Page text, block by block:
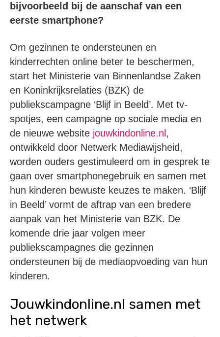
bijvoorbeeld bij de aanschaf van een
eerste smartphone?
Om gezinnen te ondersteunen en
kinderrechten online beter te beschermen,
start het Ministerie van Binnenlandse Zaken
en Koninkrijksrelaties (BZK) de
publiekscampagne ‘Blijf in Beeld’. Met tv-
spotjes, een campagne op sociale media en
de nieuwe website jouwkindonline.nl ,
ontwikkeld door Netwerk Mediawijsheid,
worden ouders gestimuleerd om in gesprek te
gaan over smartphonegebruik en samen met
hun kinderen bewuste keuzes te maken. ‘Blijf
in Beeld’ vormt de aftrap van een bredere
aanpak van het Ministerie van BZK. De
komende drie jaar volgen meer
publiekscampagnes die gezinnen
ondersteunen bij de mediaopvoeding van hun
kinderen.
Jouwkindonline.nl samen met
het netwerk